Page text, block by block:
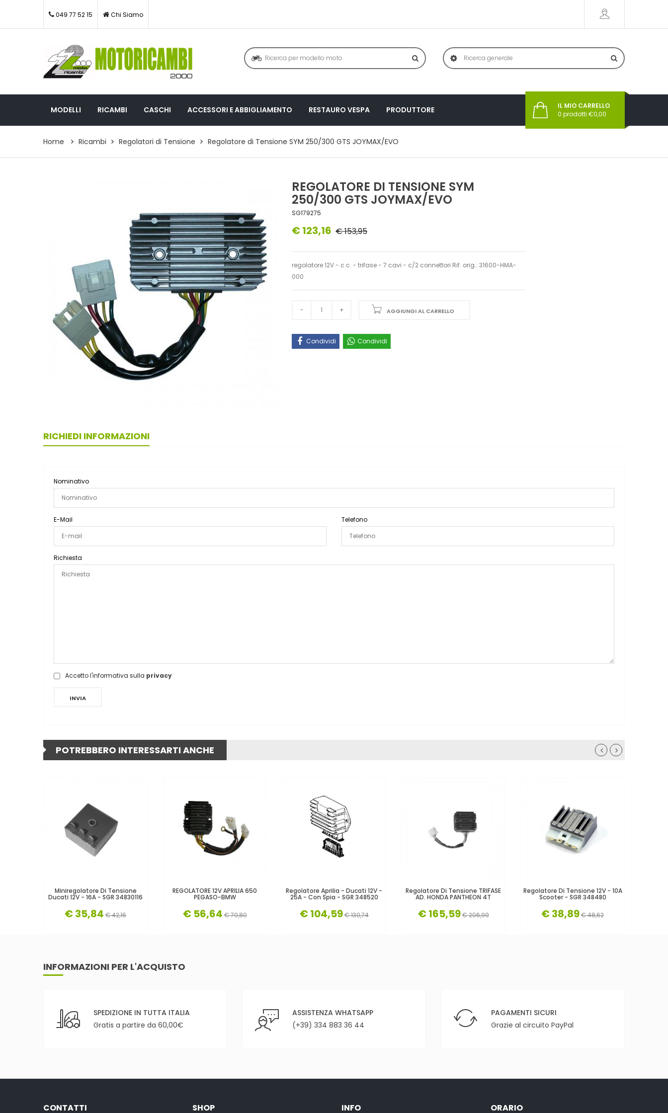
049 77 52 15 Chi Siamo
MODELLI RICAMBI CASCHI ACCESSORI E ABBIGLIAMENTO RESTAURO VESPA PRODUTTORE
IL MIO CARRELLO
0 prodotti €0,00
Home Ricambi Regolatori di Tensione Regolatore di Tensione SYM 250/300 GTS JOYMAX/EVO
REGOLATORE DI TENSIONE SYM
250/300 GTS JOYMAX/EVO
SG179275
€ 123,16 € 153,95
regolatore 12V - c.c. - trifase - 7 cavi - c/2 connettori Rif. orig.: 31600-HMA-
000
AGGIUNGI AL CARRELLO
Condividi Condividi
RICHIEDI INFORMAZIONI
Nominativo
E-Mail Telefono
Richiesta
Accetto l'informativa sulla privacy
INVIA
POTREBBERO INTERESSARTI ANCHE
Miniregolatore Di Tensione
Ducati 12V - 16A - SGR 34830116
€ 35,84 € 42,16
REGOLATORE 12V APRILIA 650
PEGASO-BMW
€ 56,64 € 70,80
Regolatore Aprilia - Ducati 12V -
25A - Con Spia - SGR 348520
€ 104,59€ 130,74
Regolatore Di Tensione TRIFASE
AD. HONDA PANTHEON 4T
€ 165,59€ 206,99
Regolatore Di Tensione 12V - 10A
Scooter - SGR 348480
€ 38,89€ 48,62
INFORMAZIONI PER L'ACQUISTO
SPEDIZIONE IN TUTTA ITALIA
Gratis a partire da 60,00€
ASSISTENZA WHATSAPP
(+39) 334 883 36 44
PAGAMENTI SICURI
Grazie al circuito PayPal
CONTATTI SHOP INFO ORARIO